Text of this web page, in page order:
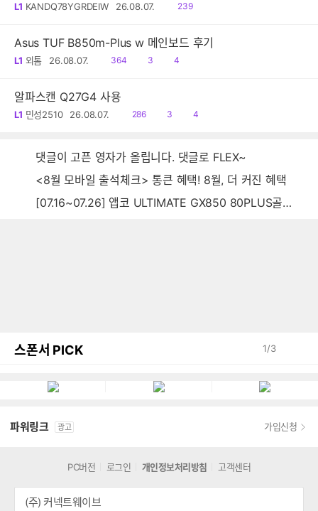
L1 KANDQ78YGRDEIW 26.08.07.
읽
239
Asus TUF B850m-Plus w 메인보드 후기
L1 외톰 26.08.07.
읽
364
공
3
댓
4
알파스캔 Q27G4 사용
L1 민성2510 26.08.07.
읽
286
공
3
댓
4
댓글이 고픈 영자가 올립니다. 댓글로 FLEX~
<8월 모바일 출석체크> 통큰 혜택! 8월, 더 커진 혜택
[07.16~07.26] 앱코 ULTIMATE GX850 80PLUS골드 풀모듈러 ATX3.0 블랙
스폰서 PICK 1/3
파워링크 광고 가입신청
PC버전 로그인 개인정보처리방침 고객센터
(주) 커넥트웨이브